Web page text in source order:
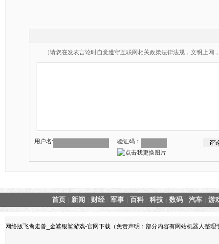
（请您在发表言论时自觉遵守互联网相关政策法律法规，文明上网
用户名: 验证码：
首页 新闻 财经 军事 百科 科技 数码 汽车 游
网络版飞禽走兽_金鲨银鲨游戏-官网下载（免责声明：部分内容有网站机器人整